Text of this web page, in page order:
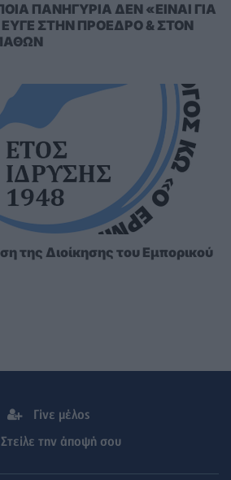
ΠΑΝΗΓΥΡΙΑ ΔΕΝ «ΕΙΝΑΙ ΓΙΑ
ΣΤΗΝ ΠΡΟΕΔΡΟ & ΣΤΟΝ
της Διοίκησης του Εμπορικού
Γίνε μέλος
Στείλε την άποψή σου